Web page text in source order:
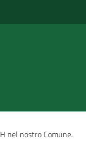
nel nostro Comune.